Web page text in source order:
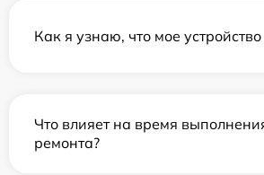
Как я узнаю, что мое устройство
Что влияет на время
ремонта?